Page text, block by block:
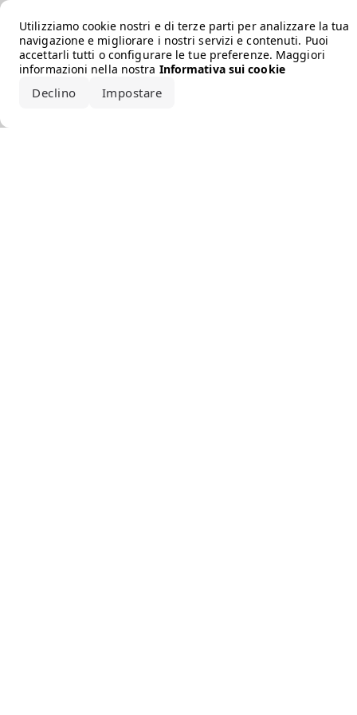
Utilizziamo cookie nostri e di terze parti per analizzare la tua
navigazione e migliorare i nostri servizi e contenuti. Puoi
accettarli tutti o configurare le tue preferenze. Maggiori
informazioni nella nostra Informativa sui cookie
Declino Impostare
Error loading the brand